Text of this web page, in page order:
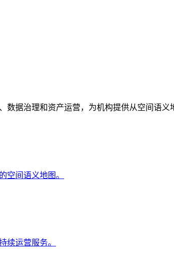
据治理和资产运营，为机构提供从空间语义
空间语义地图。
续运营服务。